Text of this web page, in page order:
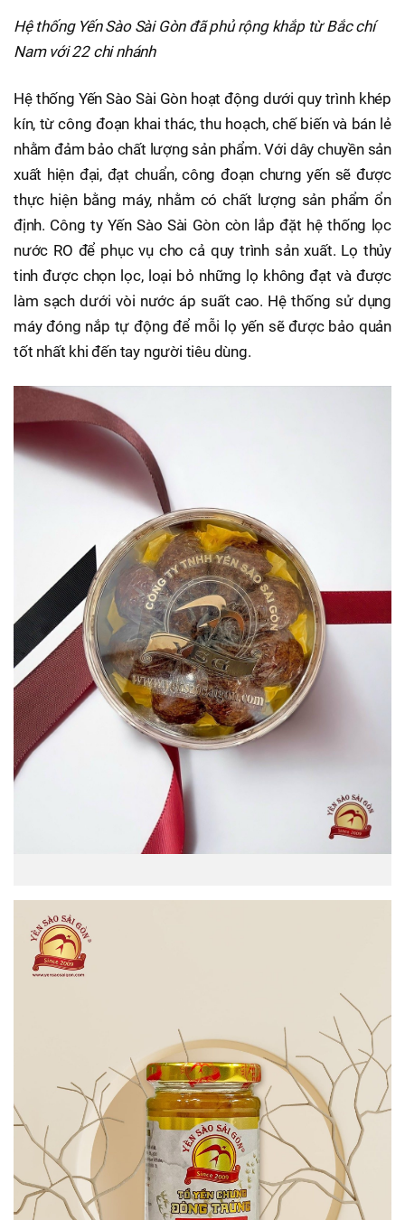
Hệ thống Yến Sào Sài Gòn đã phủ rộng khắp từ Bắc chí
Nam với 22 chi nhánh
Hệ thống Yến Sào Sài Gòn hoạt động dưới quy trình khép
kín, từ công đoạn khai thác, thu hoạch, chế biến và bán lẻ
nhằm đảm bảo chất lượng sản phẩm. Với dây chuyền sản
xuất hiện đại, đạt chuẩn, công đoạn chưng yến sẽ được
thực hiện bằng máy, nhằm có chất lượng sản phẩm ổn
định. Công ty Yến Sào Sài Gòn còn lắp đặt hệ thống lọc
nước RO để phục vụ cho cả quy trình sản xuất. Lọ thủy
tinh được chọn lọc, loại bỏ những lọ không đạt và được
làm sạch dưới vòi nước áp suất cao. Hệ thống sử dụng
máy đóng nắp tự động để mỗi lọ yến sẽ được bảo quản
tốt nhất khi đến tay người tiêu dùng.